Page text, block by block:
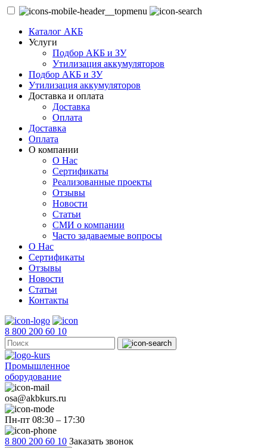
Каталог АКБ
Услуги
Подбор АКБ и ЗУ
Утилизация аккумуляторов
Подбор АКБ и ЗУ
Утилизация аккумуляторов
Доставка и оплата
Доставка
Оплата
Доставка
Оплата
О компании
О Нас
Сертификаты
Реализованные проекты
Отзывы
Новости
Статьи
СМИ о компании
Часто задаваемые вопросы
О Нас
Сертификаты
Отзывы
Новости
Статьи
Контакты
8 800 200 60 10
Промышленное
оборудование
osa@akbkurs.ru
Пн-пт 08:30 – 17:30
8 800 200 60 10 Заказать звонок